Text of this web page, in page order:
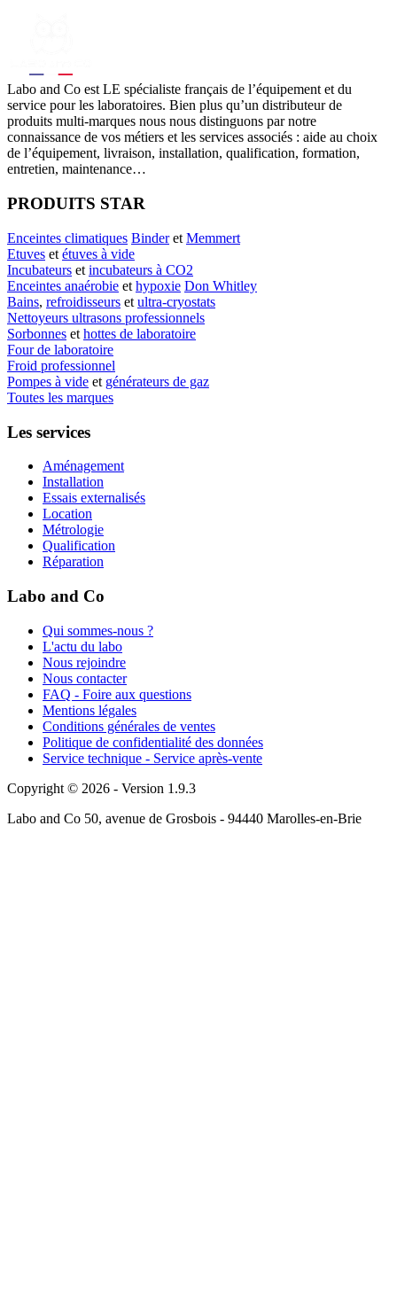
Labo and Co est LE spécialiste français de l’équipement et du
service pour les laboratoires. Bien plus qu’un distributeur de
produits multi-marques nous nous distinguons par notre
connaissance de vos métiers et les services associés : aide au choix
de l’équipement, livraison, installation, qualification, formation,
entretien, maintenance…
PRODUITS STAR
Enceintes climatiques Binderet Memmert
Etuves et étuves à vide
Incubateurs et incubateurs à CO2
Enceintes anaérobie et hypoxie Don Whitley
Bains, refroidisseurs et ultra-cryostats
Nettoyeurs ultrasons professionnels
Sorbonnes et hottes de laboratoire
Four de laboratoire
Froid professionnel
Pompes à vide et générateurs de gaz
Toutes les marques
Les services
Aménagement
Installation
Essais externalisés
Location
Métrologie
Qualification
Réparation
Labo and Co
Qui sommes-nous ?
L'actu du labo
Nous rejoindre
Nous contacter
FAQ - Foire aux questions
Mentions légales
Conditions générales de ventes
Politique de confidentialité des données
Service technique - Service après-vente
Copyright © 2026 - Version 1.9.3
Labo and Co 50, avenue de Grosbois - 94440 Marolles-en-Brie